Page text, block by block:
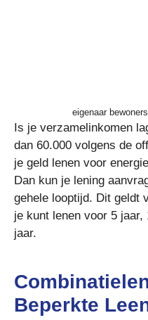
eigenaar
Is je verzamelinkomen
dan 60.000 volgens de
je geld lenen voor
Dan kun je lening
gehele looptijd. Dit geldt
je kunt lenen voor 5
jaar.
Beperkte